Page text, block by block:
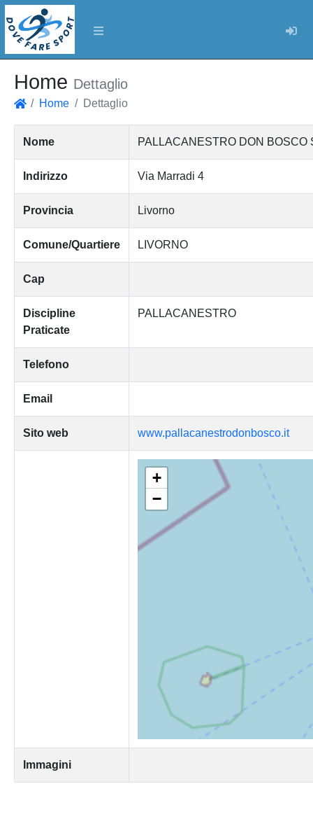
Home Dettaglio
Home Dettaglio
Nome PALLACANESTRO DON BOSCO
Indirizzo Via Marradi 4
Provincia Livorno
Comune/Quartiere LIVORNO
Cap
Discipline
Praticate
PALLACANESTRO
Telefono
Email
Sito web www.pallacanestrodonbosco.it
+
−
Immagini